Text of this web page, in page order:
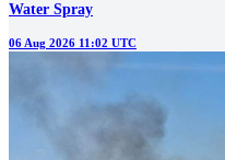
Water Spray
06 Aug 2026 11:02 UTC